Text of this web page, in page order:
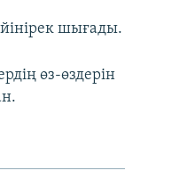
шығады.
өз-өздерін